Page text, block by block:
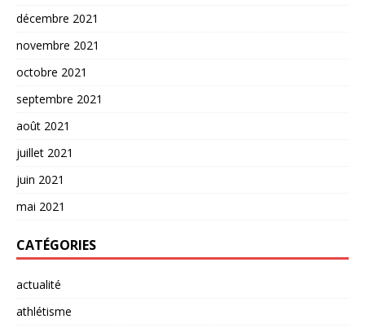
décembre 2021
novembre 2021
octobre 2021
septembre 2021
août 2021
juillet 2021
juin 2021
mai 2021
CATÉGORIES
actualité
athlétisme